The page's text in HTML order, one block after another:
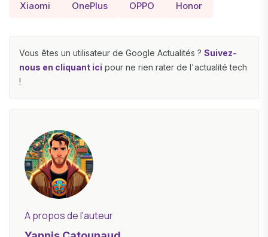
Xiaomi OnePlus OPPO Honor
Vous êtes un utilisateur de Google Actualités ? Suivez-
nous en cliquant ici pour ne rien rater de l'actualité tech
!
A propos de l'auteur